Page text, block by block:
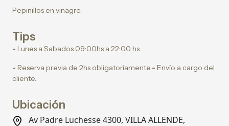
Pepinillos en vinagre.
Tips
- Lunes a Sabados 09:00hs a 22:00 hs.
- Reserva previa de 2hs obligatoriamente.- Envío a cargo del
cliente.
Ubicación
Av Padre Luchesse 4300, VILLA ALLENDE,